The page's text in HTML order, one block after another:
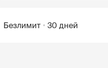
Безлимит 30 дней